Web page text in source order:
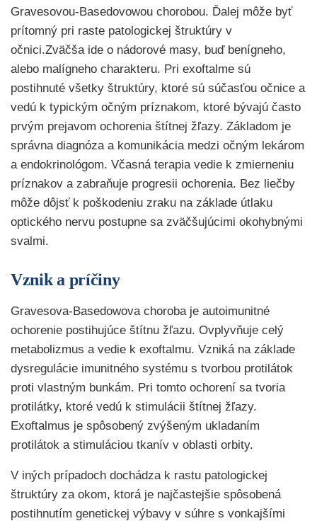
Gravesovou-Basedovowou chorobou. Ďalej môže byť
prítomný pri raste patologickej štruktúry v
očnici.Zväčša ide o nádorové masy, buď benígneho,
alebo malígneho charakteru. Pri exoftalme sú
postihnuté všetky štruktúry, ktoré sú súčasťou očnice a
vedú k typickým očným príznakom, ktoré bývajú často
prvým prejavom ochorenia štítnej žľazy. Základom je
správna diagnóza a komunikácia medzi očným lekárom
a endokrinológom. Včasná terapia vedie k zmierneniu
príznakov a zabraňuje progresii ochorenia. Bez liečby
môže dôjsť k poškodeniu zraku na základe útlaku
optického nervu postupne sa zväčšujúcimi okohybnými
svalmi.
Vznik a príčiny
Gravesova-Basedowova choroba je autoimunitné
ochorenie postihujúce štítnu žľazu. Ovplyvňuje celý
metabolizmus a vedie k exoftalmu. Vzniká na základe
dysregulácie imunitného systému s tvorbou protilátok
proti vlastným bunkám. Pri tomto ochorení sa tvoria
protilátky, ktoré vedú k stimulácii štítnej žľazy.
Exoftalmus je spôsobený zvýšeným ukladaním
protilátok a stimuláciou tkanív v oblasti orbity.
V iných prípadoch dochádza k rastu patologickej
štruktúry za okom, ktorá je najčastejšie spôsobená
postihnutím genetickej výbavy v súhre s vonkajšími